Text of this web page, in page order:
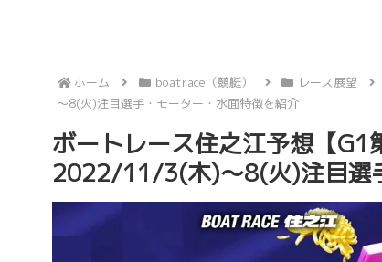
ホーム boatrace（競艇） レース展望
～8(火)注目選手・モーター・水面特徴を紹介
ボートレース住之江予想【G1
2022/11/3(木)～8(火)注目選